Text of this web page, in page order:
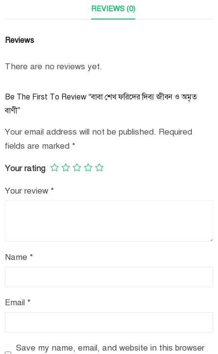
REVIEWS (0)
Reviews
There are no reviews yet.
Be The First To Review “বাবা শেখ ফরিদের দিব্য জীবন ও অমৃত
বাণী”
Your email address will not be published. Required
fields are marked *
Your rating
Your review *
Name *
Email *
Save my name, email, and website in this browser